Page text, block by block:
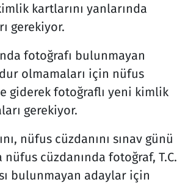
kartlarını yanlarında
gerekiyor.
fotoğrafı bulunmayan
olmamaları için nüfus
giderek fotoğraflı yeni kimlik
gerekiyor.
nüfus cüzdanını sınav günü
nüfus cüzdanında fotoğraf, T.C.
bulunmayan adaylar için